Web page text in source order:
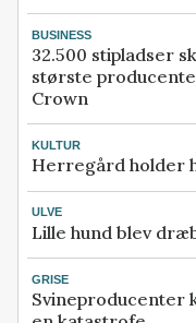
BUSINESS
32.500 stipladser
største
Crown
KULTUR
Herregård holder
ULVE
Lille hund blev
GRISE
Svineproducenter